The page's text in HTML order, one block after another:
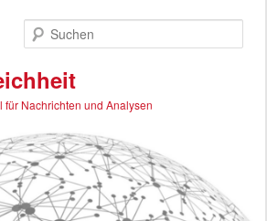
Nachrichten und Analysen